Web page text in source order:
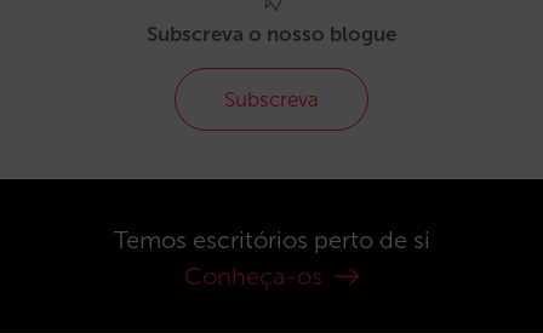
Subscreva o nosso blogue
Subscreva
Temos escritórios perto de si
Conheça-os